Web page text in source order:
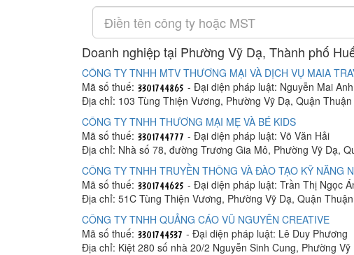
Doanh nghiệp tại Phường Vỹ Dạ, Thành phố
CÔNG TY TNHH MTV THƯƠNG MẠI VÀ DỊCH VỤ MAIA
Mã số thuế:
- Đại diện pháp luật: Nguyễn Mai Anh
Địa chỉ: 103 Tùng Thiện Vương, Phường Vỹ Dạ, Quận
CÔNG TY TNHH THƯƠNG MẠI MẸ VÀ BÉ KIDS
Mã số thuế:
- Đại diện pháp luật: Võ Văn Hải
Địa chỉ: Nhà số 78, đường Trương Gia Mô, Phường Vỹ Dạ,
CÔNG TY TNHH TRUYỀN THÔNG VÀ ĐÀO TẠO KỸ NĂNG
Mã số thuế:
- Đại diện pháp luật: Trần Thị Ngọc
Địa chỉ: 51C Tùng Thiện Vương, Phường Vỹ Dạ, Quận
CÔNG TY TNHH QUẢNG CÁO VŨ NGUYÊN CREATIVE
Mã số thuế:
- Đại diện pháp luật: Lê Duy Phương
Địa chỉ: Kiệt 280 số nhà 20/2 Nguyễn Sinh Cung, Phường